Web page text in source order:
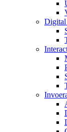
Digital